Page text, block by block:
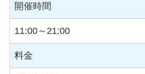
開催時間
11:00～21:00
料金